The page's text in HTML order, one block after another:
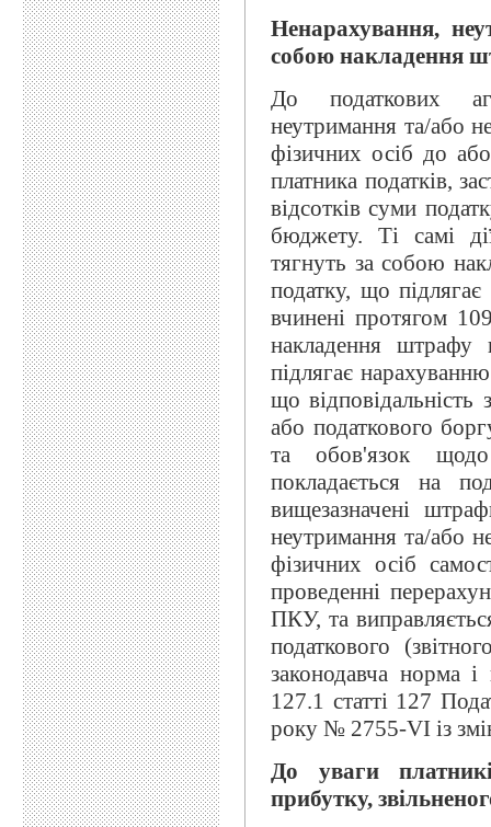
Ненарахування,
собою накладення
До податкових
неутримання та/або
фізичних осіб до
платника податків,
відсотків суми
бюджету. Ті самі
тягнуть за собою
податку, що
вчинені протягом
накладення штрафу
підлягає
що
або податкового
та обов'язок
покладається на
вищезазначені
неутримання та/або
фізичних осіб
проведенні
ПКУ, та
податкового
законодавча норма
127.1 статті 127
року № 2755-VI із
До уваги
прибутку,